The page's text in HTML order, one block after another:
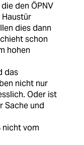
den ÖPNV
dies dann
schon
hohen
das
nicht nur
Oder ist
Sache und
nicht vom